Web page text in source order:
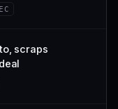
scraps